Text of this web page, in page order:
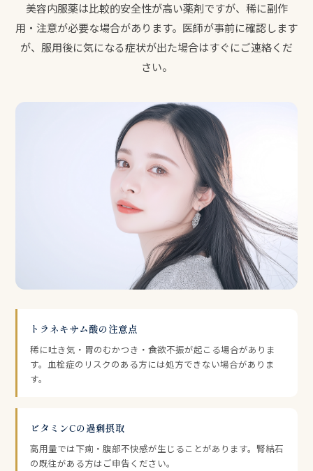
美容内服薬は比較的安全性が高い薬剤ですが、稀に副作
用・注意が必要な場合があります。医師が事前に確認します
が、服用後に気になる症状が出た場合はすぐにご連絡くだ
さい。
トラネキサム酸の注意点
稀に吐き気・胃のむかつき・食欲不振が起こる場合がありま
す。血栓症のリスクのある方には処方できない場合がありま
す。
ビタミンCの過剰摂取
高用量では下痢・腹部不快感が生じることがあります。腎結石
の既往がある方はご申告ください。